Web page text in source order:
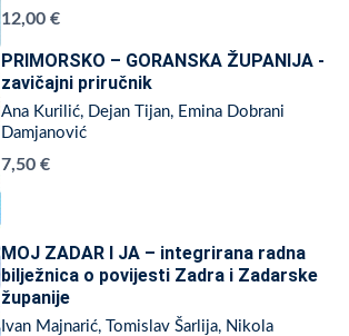
12,00 €
PRIMORSKO – GORANSKA ŽUPANIJA -
zavičajni priručnik
Ana Kurilić, Dejan Tijan, Emina Dobrani
Damjanović
7,50 €
MOJ ZADAR I JA – integrirana radna
bilježnica o povijesti Zadra i Zadarske
županije
Ivan Majnarić, Tomislav Šarlija, Nikola